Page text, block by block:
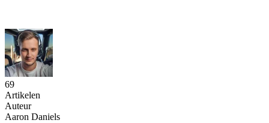
69
Artikelen
Auteur
Aaron Daniels